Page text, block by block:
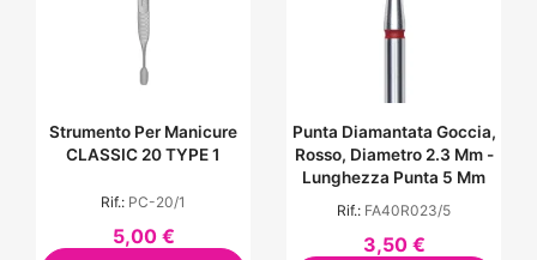
Strumento Per Manicure
CLASSIC 20 TYPE 1
Rif.: PC-20/1
5,00 €
Punta Diamantata Goccia,
Rosso, Diametro 2.3 Mm -
Lunghezza Punta 5 Mm
Rif.: FA40R023/5
3,50 €